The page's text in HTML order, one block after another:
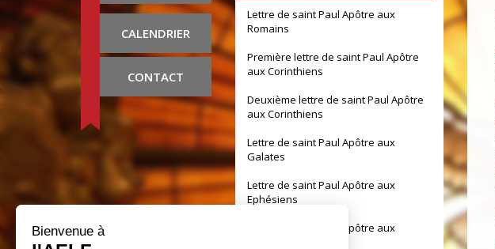
CALENDRIER
CONTACT
Lettre de saint Paul Apôtre aux
Romains
Première lettre de saint Paul Apôtre
aux Corinthiens
Deuxième lettre de saint Paul Apôtre
aux Corinthiens
Lettre de saint Paul Apôtre aux
Galates
Lettre de saint Paul Apôtre aux
Ephésiens
Lettre de saint Paul Apôtre aux